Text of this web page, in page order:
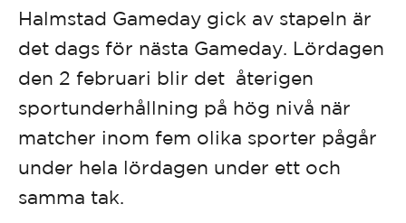
Halmstad Gameday gick av stapeln är
det dags för nästa Gameday. Lördagen
den 2 februari blir det återigen
sportunderhållning på hög nivå när
matcher inom fem olika sporter pågår
under hela lördagen under ett och
samma tak.